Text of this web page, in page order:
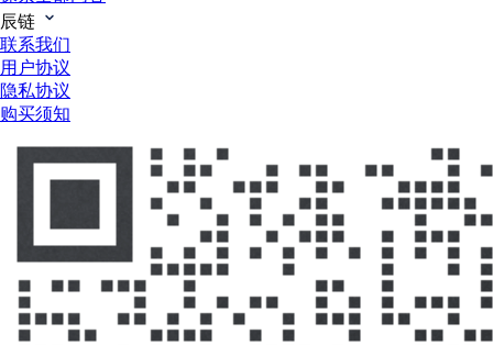
辰链
联系我们
用户协议
隐私协议
购买须知